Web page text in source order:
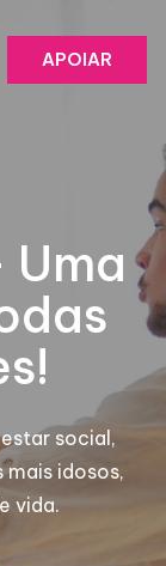
APOIAR
Uma
social,
mais idosos,
vida.